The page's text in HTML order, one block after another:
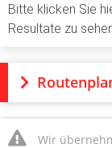
Bitte klicken Sie
Resultate zu
Wir